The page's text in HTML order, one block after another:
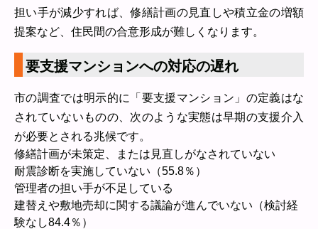
担い手が減少すれば、修繕計画の見直しや積立金の増額
提案など、住民間の合意形成が難しくなります。
要支援マンションへの対応の遅れ
市の調査では明示的に「要支援マンション」の定義はな
されていないものの、次のような実態は早期の支援介入
が必要とされる兆候です。
修繕計画が未策定、または見直しがなされていない
耐震診断を実施していない（55.8％）
管理者の担い手が不足している
建替えや敷地売却に関する議論が進んでいない（検討経
験なし84.4％）